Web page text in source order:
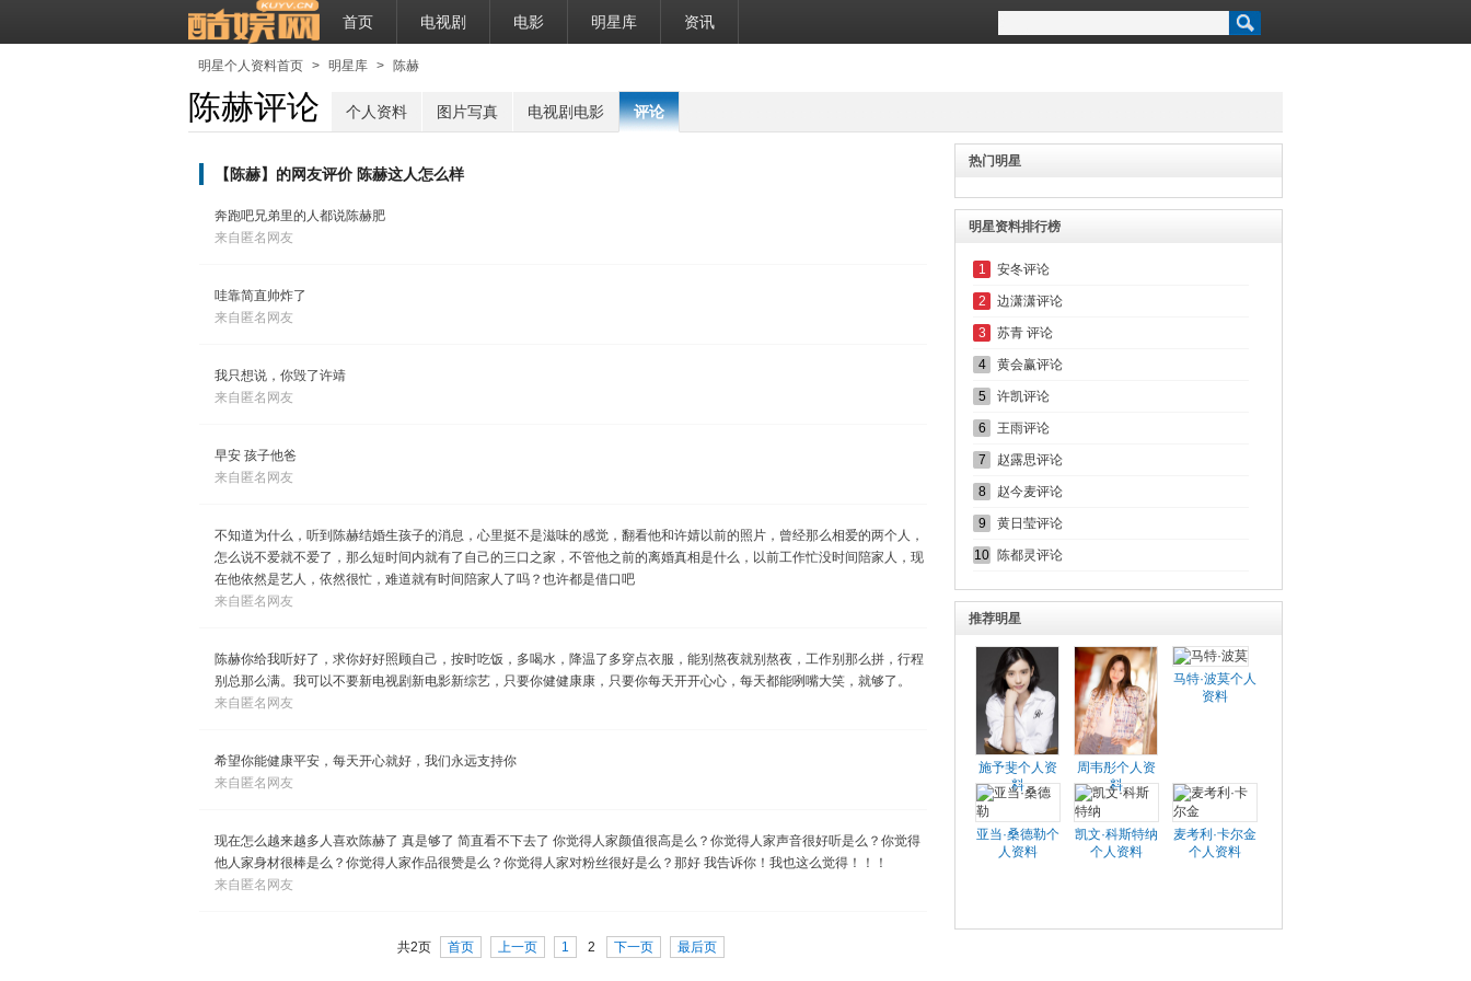
首页 电视剧 电影 明星库 资讯
明星个人资料首页 > 明星库 > 陈赫
陈赫评论 个人资料 图片写真 电视剧电影 评论
【陈赫】的网友评价 陈赫这人怎么样
奔跑吧兄弟里的人都说陈赫肥
来自匿名网友
哇靠简直帅炸了
来自匿名网友
我只想说，你毁了许靖
来自匿名网友
早安 孩子他爸
来自匿名网友
不知道为什么，听到陈赫结婚生孩子的消息，心里挺不是滋味的感觉，翻看他和许婧以前的照片，曾经那么相爱的两个人，
怎么说不爱就不爱了，那么短时间内就有了自己的三口之家，不管他之前的离婚真相是什么，以前工作忙没时间陪家人，现
在他依然是艺人，依然很忙，难道就有时间陪家人了吗？也许都是借口吧
来自匿名网友
陈赫你给我听好了，求你好好照顾自己，按时吃饭，多喝水，降温了多穿点衣服，能别熬夜就别熬夜，工作别那么拼，行程
别总那么满。我可以不要新电视剧新电影新综艺，只要你健健康康，只要你每天开开心心，每天都能咧嘴大笑，就够了。
来自匿名网友
希望你能健康平安，每天开心就好，我们永远支持你
来自匿名网友
现在怎么越来越多人喜欢陈赫了 真是够了 简直看不下去了 你觉得人家颜值很高是么？你觉得人家声音很好听是么？你觉得
他人家身材很棒是么？你觉得人家作品很赞是么？你觉得人家对粉丝很好是么？那好 我告诉你！我也这么觉得！！！
来自匿名网友
共2页 首页 上一页 1 2 下一页 最后页
热门明星
明星资料排行榜
1 安冬评论
2 边潇潇评论
3 苏青 评论
4 黄会赢评论
5 许凯评论
6 王雨评论
7 赵露思评论
8 赵今麦评论
9 黄日莹评论
10 陈都灵评论
推荐明星
施予斐个人资
料
周韦彤个人资
料
马特·波莫个人
资料
亚当·桑德勒个
人资料
凯文·科斯特纳
个人资料
麦考利·卡尔金
个人资料